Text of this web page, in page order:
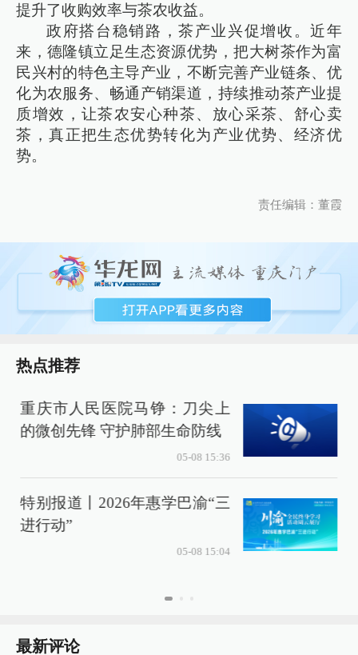
提升了收购效率与茶农收益。
政府搭台稳销路，茶产业兴促增收。近年
来，德隆镇立足生态资源优势，把大树茶作为富
民兴村的特色主导产业，不断完善产业链条、优
化为农服务、畅通产销渠道，持续推动茶产业提
质增效，让茶农安心种茶、放心采茶、舒心卖
茶，真正把生态优势转化为产业优势、经济优
势。
责任编辑：董霞
热点推荐
重庆市人民医院马铮：刀尖上
的微创先锋 守护肺部生命防线
05-08 15:36
特别报道丨2026年惠学巴渝“三
进行动”
05-08 15:04
最新评论